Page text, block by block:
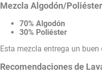
Mezcla Algodón/
70% Algodón
30% Poliéster
Esta mezcla entrega un
Recomendaciones de